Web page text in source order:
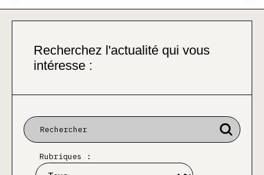
Recherchez l'actualité qui vous
intéresse :
Rubriques :